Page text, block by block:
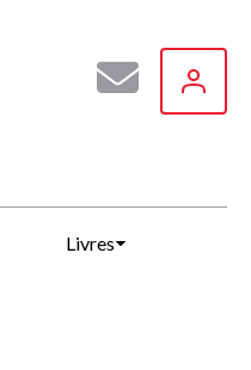
Livres